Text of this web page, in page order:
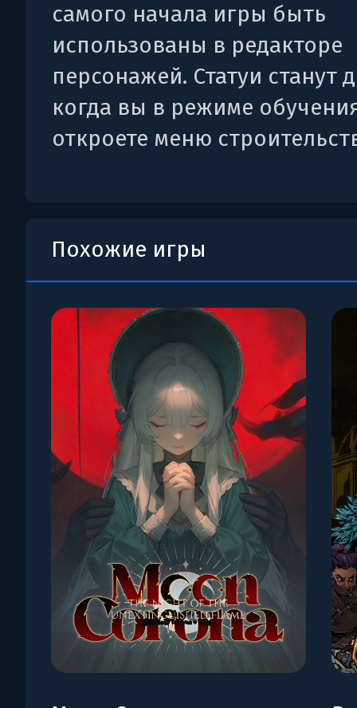
самого начала игры быть
использованы в редакторе
персонажей. Статуи станут
когда вы в режиме
откроете меню
Похожие игры